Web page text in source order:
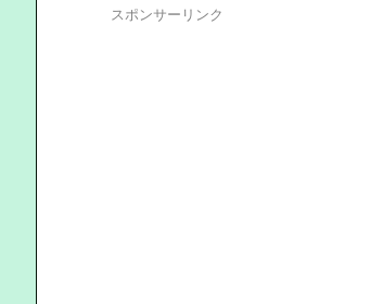
スポンサーリンク